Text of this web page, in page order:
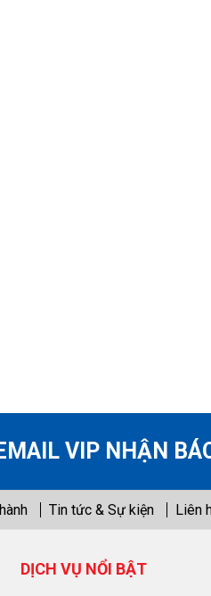
VIP NHẬN
Tin tức & Sự kiện Liên
DỊCH VỤ NỔI BẬT